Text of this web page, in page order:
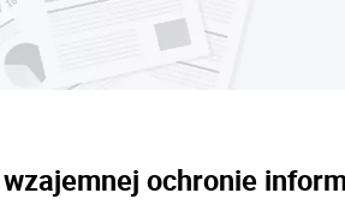
ochronie